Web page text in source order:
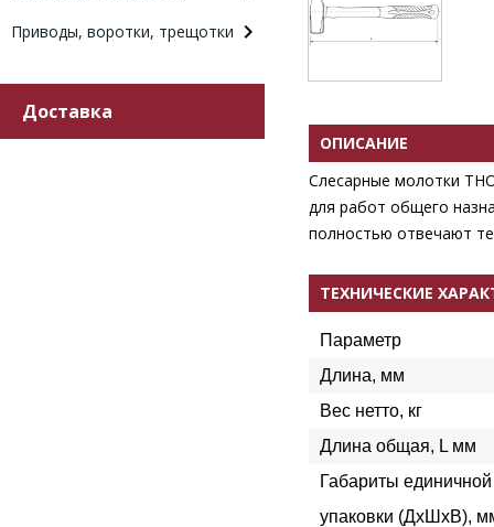
Приводы, воротки, трещотки
Доставка
ОПИСАНИЕ
Слесарные молотки
для работ общего
полностью отвечают
ТЕХНИЧЕСКИЕ
Параметр
Длина, мм
Вес нетто, кг
Длина общая, L мм
Габариты единичной
упаковки (ДхШхВ),